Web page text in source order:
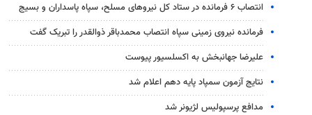
انتصاب ۶ فرمانده در ستاد کل نیروهای مسلح، سپاه پاسداران و بسیج
فرمانده نیروی زمینی سپاه انتصاب محمدباقر ذوالقدر را تبریک گفت
علیرضا جهانبخش به اکسلسیور پیوست
نتایج آزمون سمپاد پایه دهم اعلام شد
مدافع پرسپولیس لژیونر شد